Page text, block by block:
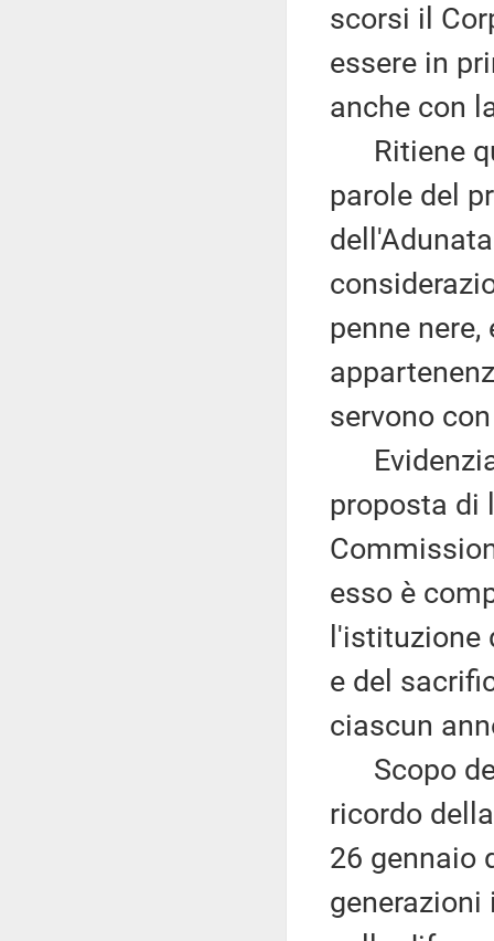
scorsi il
essere in
anche con
Ritiene
parole del
penne
servono
Evidenzia
proposta di
esso è
l'istituzione
e del
ciascun
Scopo del
ricordo
26 gennaio